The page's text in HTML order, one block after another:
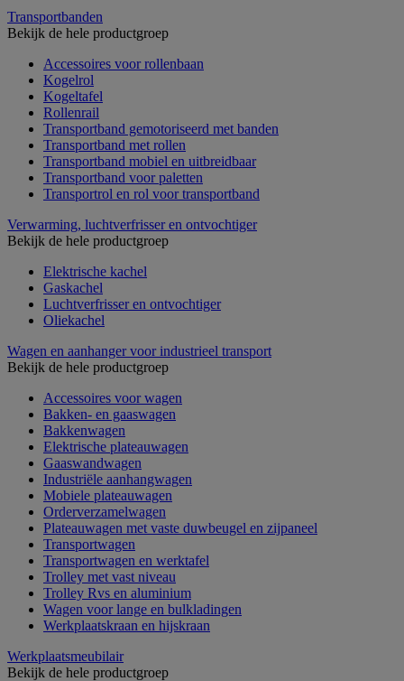
Transportbanden
Bekijk de hele productgroep
Accessoires voor rollenbaan
Kogelrol
Kogeltafel
Rollenrail
Transportband gemotoriseerd met banden
Transportband met rollen
Transportband mobiel en uitbreidbaar
Transportband voor paletten
Transportrol en rol voor transportband
Verwarming, luchtverfrisser en ontvochtiger
Bekijk de hele productgroep
Elektrische kachel
Gaskachel
Luchtverfrisser en ontvochtiger
Oliekachel
Wagen en aanhanger voor industrieel transport
Bekijk de hele productgroep
Accessoires voor wagen
Bakken- en gaaswagen
Bakkenwagen
Elektrische plateauwagen
Gaaswandwagen
Industriële aanhangwagen
Mobiele plateauwagen
Orderverzamelwagen
Plateauwagen met vaste duwbeugel en zijpaneel
Transportwagen
Transportwagen en werktafel
Trolley met vast niveau
Trolley Rvs en aluminium
Wagen voor lange en bulkladingen
Werkplaatskraan en hijskraan
Werkplaatsmeubilair
Bekijk de hele productgroep